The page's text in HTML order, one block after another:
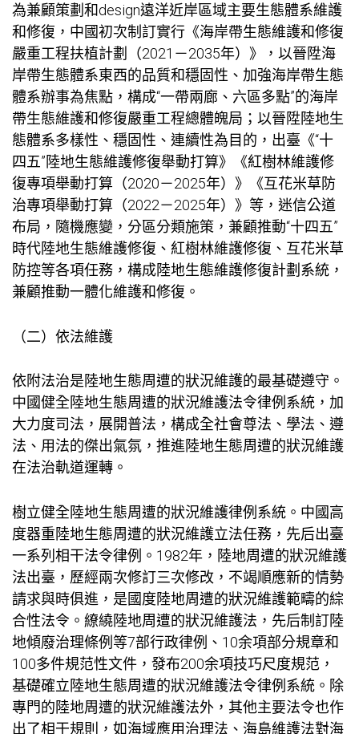
為兼顧策劃和design遠洋近岸區域主要生態體系維護
和修復，中國初次制訂實行《海岸帶生態維護和修復
嚴重工程扶植計劃（2021－2035年）》，以晉陞海
岸帶生態體系東西的品質和穩固性、加強海岸帶生態
體系辦事為焦點，構成“一帶兩廊、六區多點”的海岸
帶生態維護和修復嚴重工程總體魄局；以晉陞陸地生
態體系多樣性、穩固性、連續性為目的，出臺《“十
四五”陸地生態維護修復舉動打算》《紅樹林維護修
復專項舉動打算（2020－2025年）》《互花米草防
治專項舉動打算（2022－2025年）》等，迷信公道
布局，隨機應變，分區分類施策，兼顧推動“十四五”
時代陸地生態維護修復、紅樹林維護修復、互花米草
防控等各項任務，構成陸地生態維護修復計劃系統，
兼顧推動一體化維護和修復。
（二）依法維護
依附法治是陸地生態周遭的狀況維護的最基礎遵守。
中國健全陸地生態周遭的狀況維護法令律例系統，加
大力度司法，展開普法，構成全社會尊法、學法、遵
法、用法的傑出氣氛，推進陸地生態周遭的狀況維護
在法治軌道運轉。
樹立健全陸地生態周遭的狀況維護律例系統。中國高
度器重陸地生態周遭的狀況維護立法任務，先后出臺
一系列相干法令律例。1982年，陸地周遭的狀況維護
法出臺，歷經兩次修訂三次修改，不竭順應新的情勢
請求與時俱進，是國度陸地周遭的狀況維護範疇的綜
合性法令。繚繞陸地周遭的狀況維護法，先后制訂陸
地傾廢治理條例等7部行政律例、10余項部分規章和
100多件規范性文件，發布200余項技巧尺度規范，
基礎確立陸地生態周遭的狀況維護法令律例系統。除
專門的陸地周遭的狀況維護法外，其他主要法令也作
出了相干規則，如海域應用治理法、海島維護法對海